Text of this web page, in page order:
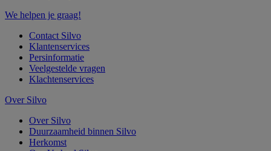
We helpen je graag!
Contact Silvo
Klantenservices
Persinformatie
Veelgestelde vragen
Klachtenservices
Over Silvo
Over Silvo
Duurzaamheid binnen Silvo
Herkomst